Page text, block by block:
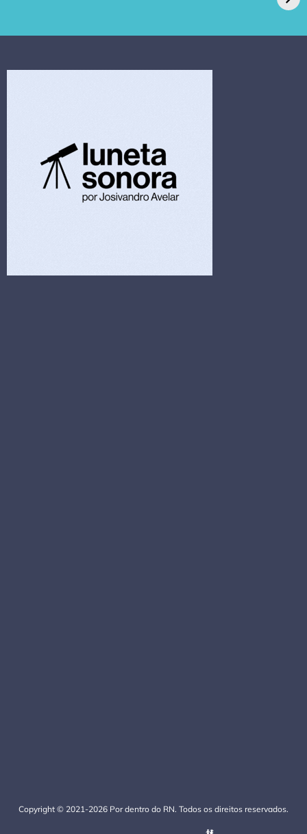
Copyright © 2021-2026 Por dentro do RN. Todos os direitos reservados.